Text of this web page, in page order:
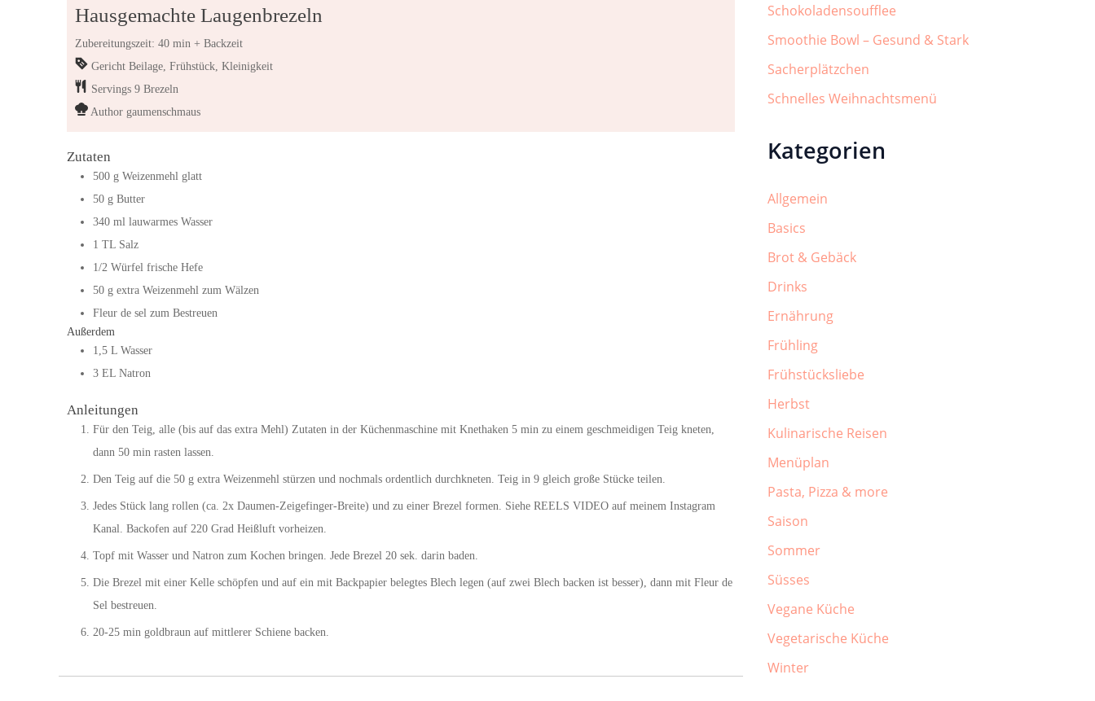
Hausgemachte Laugenbrezeln
Zubereitungszeit: 40 min + Backzeit
Gericht Beilage, Frühstück, Kleinigkeit
Servings 9 Brezeln
Author gaumenschmaus
Zutaten
500 g Weizenmehl glatt
50 g Butter
340 ml lauwarmes Wasser
1 TL Salz
1/2 Würfel frische Hefe
50 g extra Weizenmehl zum Wälzen
Fleur de sel zum Bestreuen
Außerdem
1,5 L Wasser
3 EL Natron
Anleitungen
Für den Teig, alle (bis auf das extra Mehl) Zutaten in der Küchenmaschine mit Knethaken 5 min zu einem geschmeidigen Teig kneten,
dann 50 min rasten lassen.
Den Teig auf die 50 g extra Weizenmehl stürzen und nochmals ordentlich durchkneten. Teig in 9 gleich große Stücke teilen.
Jedes Stück lang rollen (ca. 2x Daumen-Zeigefinger-Breite) und zu einer Brezel formen. Siehe REELS VIDEO auf meinem Instagram
Kanal. Backofen auf 220 Grad Heißluft vorheizen.
Topf mit Wasser und Natron zum Kochen bringen. Jede Brezel 20 sek. darin baden.
Die Brezel mit einer Kelle schöpfen und auf ein mit Backpapier belegtes Blech legen (auf zwei Blech backen ist besser), dann mit Fleur de
Sel bestreuen.
20-25 min goldbraun auf mittlerer Schiene backen.
Schokoladensoufflee
Smoothie Bowl – Gesund & Stark
Sacherplätzchen
Schnelles Weihnachtsmenü
Kategorien
Allgemein
Basics
Brot & Gebäck
Drinks
Ernährung
Frühling
Frühstücksliebe
Herbst
Kulinarische Reisen
Menüplan
Pasta, Pizza & more
Saison
Sommer
Süsses
Vegane Küche
Vegetarische Küche
Winter